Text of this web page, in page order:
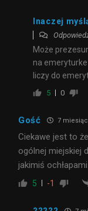
Inaczej
Może
na
liczy do
5 0
Gość 7
Ciekawe jest to
ogólnej miejskiej
jakimiś
5 -1